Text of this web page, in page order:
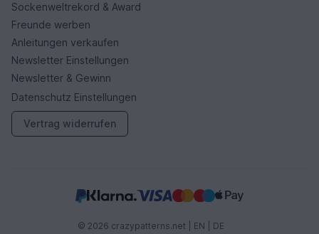
Sockenweltrekord & Award
Freunde werben
Anleitungen verkaufen
Newsletter Einstellungen
Newsletter & Gewinn
Datenschutz Einstellungen
Vertrag widerrufen
© 2026 crazypatterns.net | EN DE